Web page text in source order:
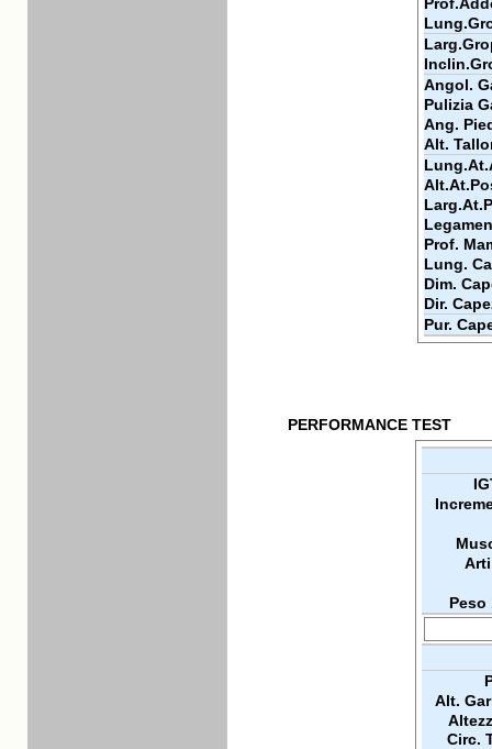
Angol.
Pulizia
Ang.
Alt.
Prof.
Lung.
Dim.
Dir.
Pur.
PERFORMANCE TEST
Peso
Alt.
Circ.